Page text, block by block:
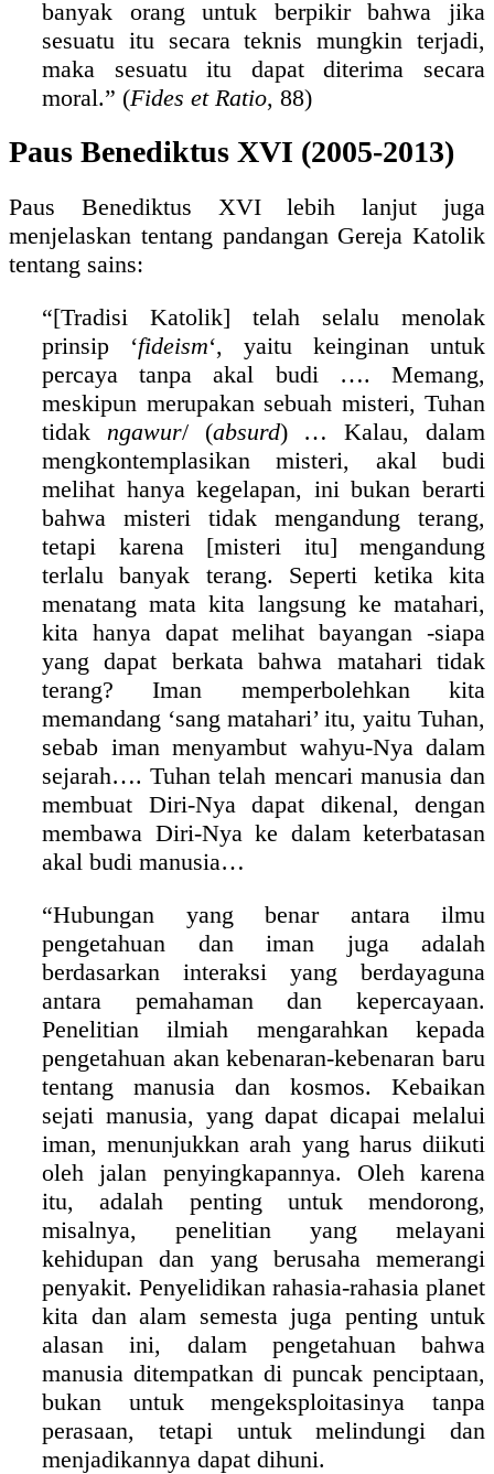
banyak orang untuk berpikir bahwa jika
sesuatu itu secara teknis mungkin terjadi,
maka sesuatu itu dapat diterima secara
moral.” (Fides et Ratio, 88)
Paus Benediktus XVI (2005-2013)
Paus Benediktus XVI lebih lanjut juga
menjelaskan tentang pandangan Gereja Katolik
tentang sains:
“[Tradisi Katolik] telah selalu menolak
prinsip ‘fideism‘, yaitu keinginan untuk
percaya tanpa akal budi …. Memang,
meskipun merupakan sebuah misteri, Tuhan
tidak ngawur/ (absurd) … Kalau, dalam
mengkontemplasikan misteri, akal budi
melihat hanya kegelapan, ini bukan berarti
bahwa misteri tidak mengandung terang,
tetapi karena [misteri itu] mengandung
terlalu banyak terang. Seperti ketika kita
menatang mata kita langsung ke matahari,
kita hanya dapat melihat bayangan -siapa
yang dapat berkata bahwa matahari tidak
terang? Iman memperbolehkan kita
memandang ‘sang matahari’ itu, yaitu Tuhan,
sebab iman menyambut wahyu-Nya dalam
sejarah…. Tuhan telah mencari manusia dan
membuat Diri-Nya dapat dikenal, dengan
membawa Diri-Nya ke dalam keterbatasan
akal budi manusia…
“Hubungan yang benar antara ilmu
pengetahuan dan iman juga adalah
berdasarkan interaksi yang berdayaguna
antara pemahaman dan kepercayaan.
Penelitian ilmiah mengarahkan kepada
pengetahuan akan kebenaran-kebenaran baru
tentang manusia dan kosmos. Kebaikan
sejati manusia, yang dapat dicapai melalui
iman, menunjukkan arah yang harus diikuti
oleh jalan penyingkapannya. Oleh karena
itu, adalah penting untuk mendorong,
misalnya, penelitian yang melayani
kehidupan dan yang berusaha memerangi
penyakit. Penyelidikan rahasia-rahasia planet
kita dan alam semesta juga penting untuk
alasan ini, dalam pengetahuan bahwa
manusia ditempatkan di puncak penciptaan,
bukan untuk mengeksploitasinya tanpa
perasaan, tetapi untuk melindungi dan
menjadikannya dapat dihuni.